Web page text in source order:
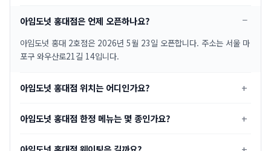
아임도넛 홍대점은 언제 오픈하나요?
아임도넛 홍대 2호점은 2026년 5월 23일 오픈합니다. 주소는 서울 마
포구 와우산로21길 14입니다.
아임도넛 홍대점 위치는 어디인가요?
아임도넛 홍대점 한정 메뉴는 몇 종인가요?